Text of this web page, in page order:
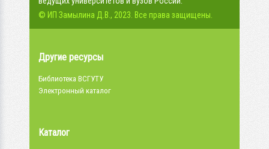
© ИП Замылина Д.В., 2023. Все права защищены.
Другие ресурсы
Библиотека ВСГУТУ
Электронный каталог
Каталог